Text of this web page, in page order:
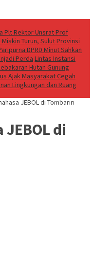
Plt Rektor Unsrat Prof
Turun, Sulut Provinsi
DPRD Minut Sahkan
Perda Lintas Instansi
Hutan Gunung
Ajak Masyarakat Cegah
Lingkungan dan Ruang
JEBOL di Tombariri
di